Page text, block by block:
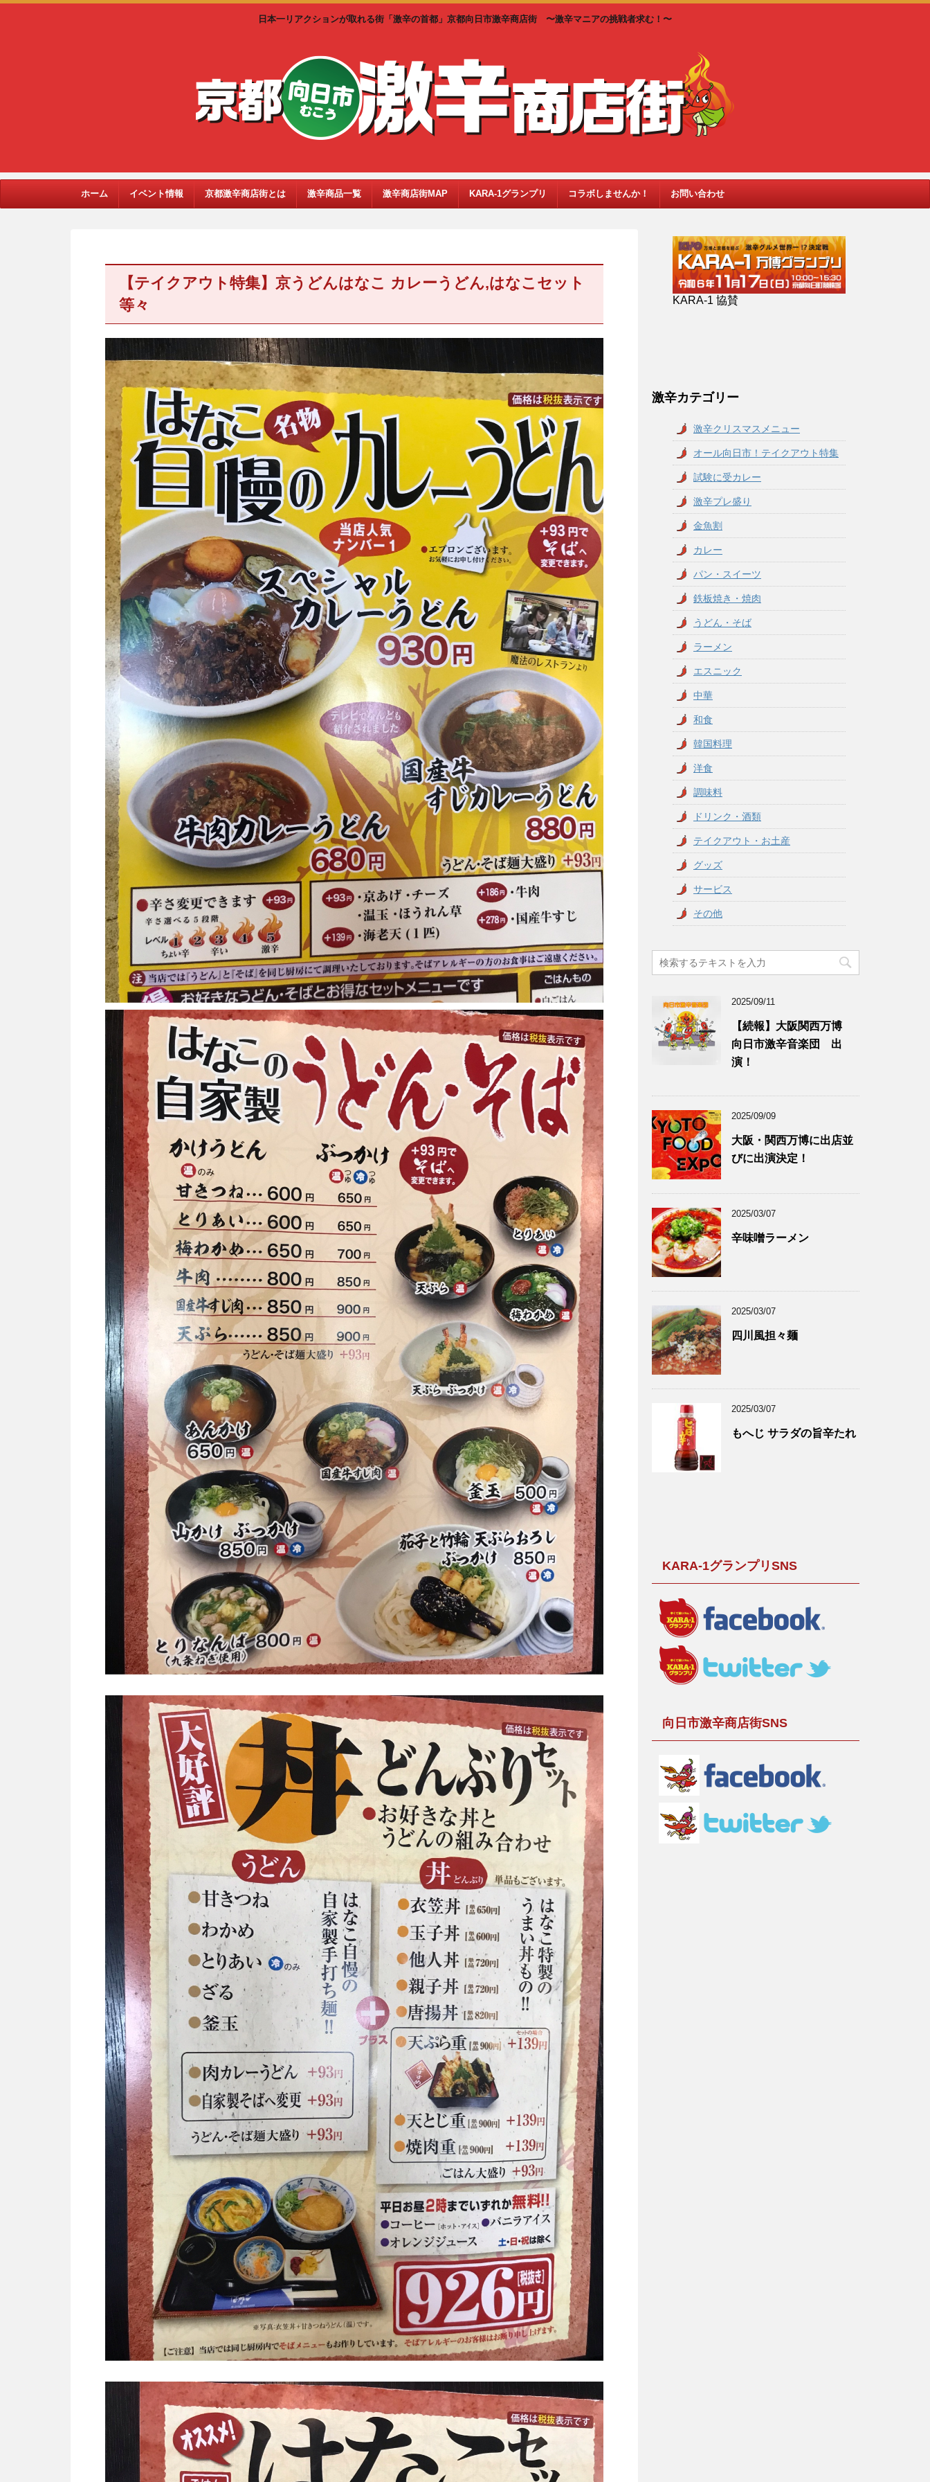
日本一リアクションが取れる街「激辛の首都」京都向日市激辛商店街 〜激辛マニアの挑戦者求む！〜
ホーム イベント情報 京都激辛商店街とは 激辛商品一覧 激辛商店街MAP KARA-1グランプリ コラボしませんか！ お問い合わせ
【テイクアウト特集】京うどんはなこ カレーうどん,はなこセット
等々
KARA-1 協賛
激辛カテゴリー
激辛クリスマスメニュー
オール向日市！テイクアウト特集
試験に受カレー
激辛プレ盛り
金魚割
カレー
パン・スイーツ
鉄板焼き・焼肉
うどん・そば
ラーメン
エスニック
中華
和食
韓国料理
洋食
調味料
ドリンク・酒類
テイクアウト・お土産
グッズ
サービス
その他
2025/09/11
【続報】大阪関西万博
向日市激辛音楽団 出
演！
2025/09/09
大阪・関西万博に出店並
びに出演決定！
2025/03/07
辛味噌ラーメン
2025/03/07
四川風担々麺
2025/03/07
もへじ サラダの旨辛たれ
KARA-1グランプリSNS
向日市激辛商店街SNS